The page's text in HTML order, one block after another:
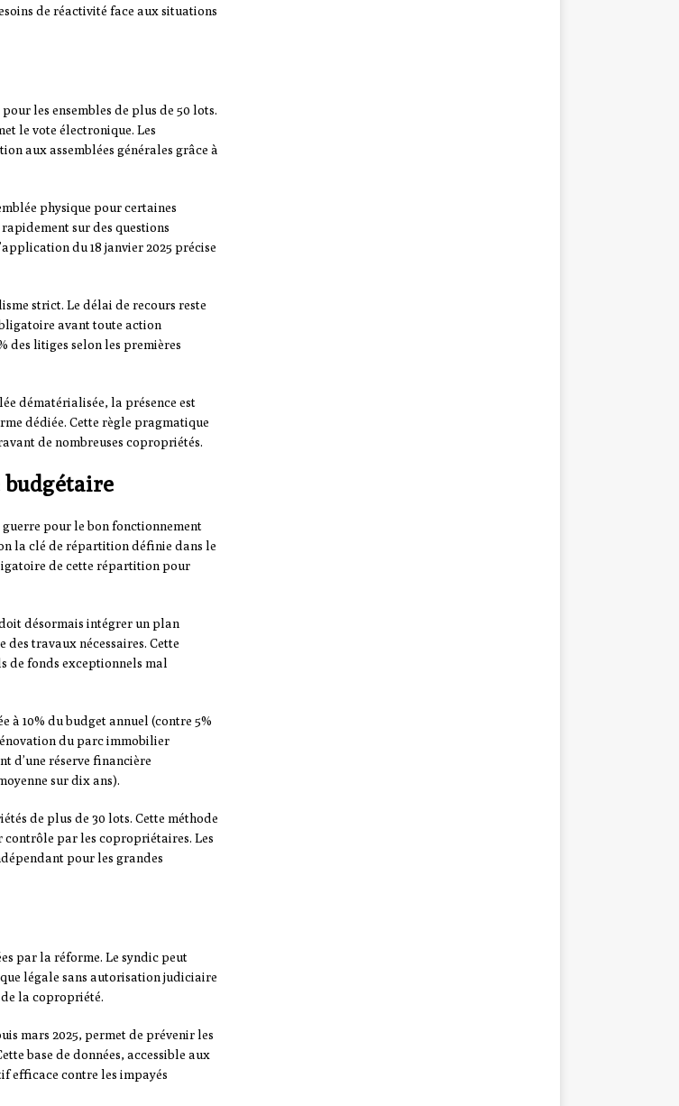
de réactivité face aux situations
les ensembles de plus de 50 lots.
le vote électronique. Les
aux assemblées générales grâce à
physique pour certaines
sur des questions
du 18 janvier 2025 précise
strict. Le délai de recours reste
avant toute action
des litiges selon les premières
dématérialisée, la présence est
dédiée. Cette règle pragmatique
de nombreuses copropriétés.
budgétaire
pour le bon fonctionnement
la clé de répartition définie dans le
de cette répartition pour
désormais intégrer un plan
travaux nécessaires. Cette
de fonds exceptionnels mal
10% du budget annuel (contre 5%
du parc immobilier
d’une réserve financière
sur dix ans).
de plus de 30 lots. Cette méthode
contrôle par les copropriétaires. Les
pour les grandes
par la réforme. Le syndic peut
légale sans autorisation judiciaire
la copropriété.
mars 2025, permet de prévenir les
base de données, accessible aux
efficace contre les impayés